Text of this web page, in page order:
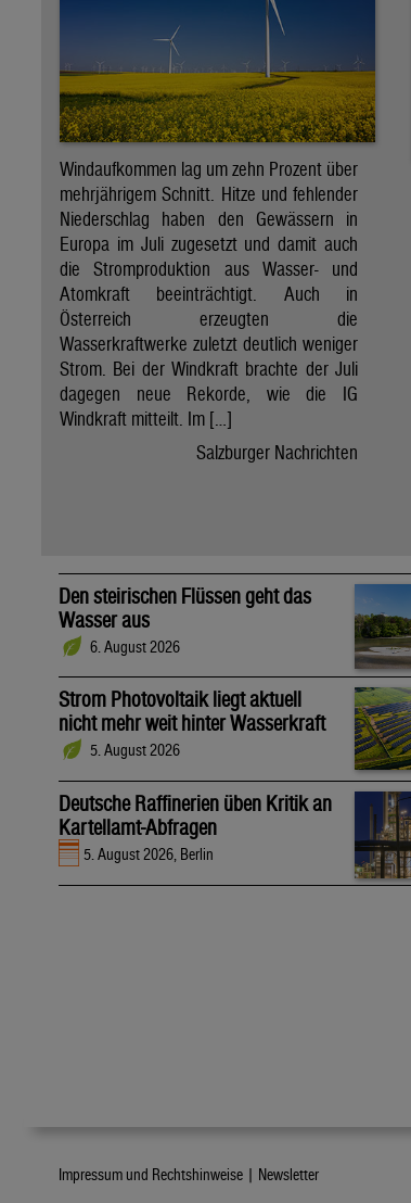
Windaufkommen lag um zehn Prozent über
mehrjährigem Schnitt. Hitze und fehlender
Niederschlag haben den Gewässern in
Europa im Juli zugesetzt und damit auch
die Stromproduktion aus Wasser- und
Atomkraft beeinträchtigt. Auch in
Österreich erzeugten die
Wasserkraftwerke zuletzt deutlich weniger
Strom. Bei der Windkraft brachte der Juli
dagegen neue Rekorde, wie die IG
Windkraft mitteilt. Im […]
Salzburger Nachrichten
Den steirischen Flüssen geht das
Wasser aus
6. August 2026
Strom Photovoltaik liegt aktuell
nicht mehr weit hinter Wasserkraft
5. August 2026
Deutsche Raffinerien üben Kritik an
Kartellamt-Abfragen
5. August 2026, Berlin
Impressum und Rechtshinweise | Newsletter